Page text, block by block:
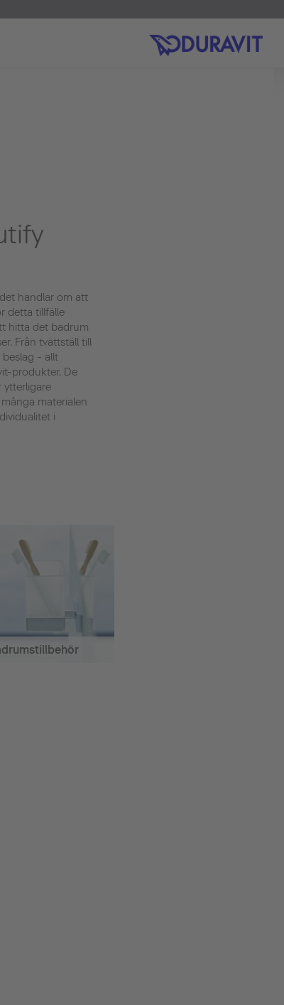
handlar om att
detta tillfälle
hitta det badrum
Från tvättställ till
beslag - allt
produkter. De
ytterligare
materialen
i